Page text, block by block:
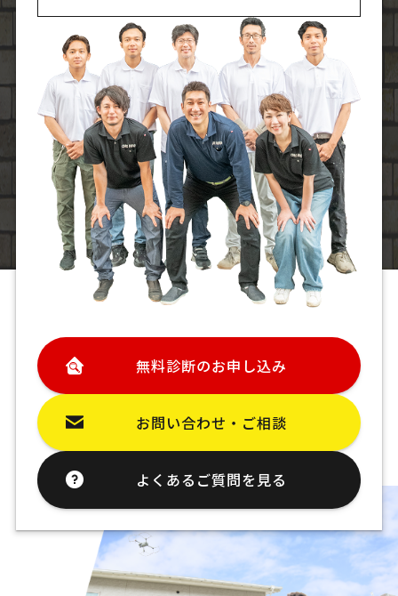
無料診断のお申し込み
お問い合わせ・ご相談
よくあるご質問を見る